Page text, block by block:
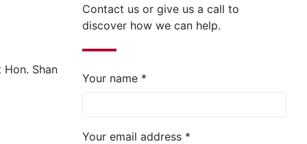
Shan
Contact us or give us a call to
discover how we can help.
Your name *
Your email address *